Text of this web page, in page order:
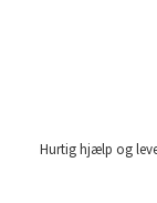
Hurtig hjælp og